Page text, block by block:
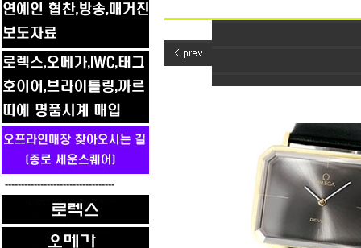
----------------------------------